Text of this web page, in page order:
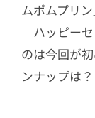
ムポムプリ
ハッピー
のは今回が
ンナップは